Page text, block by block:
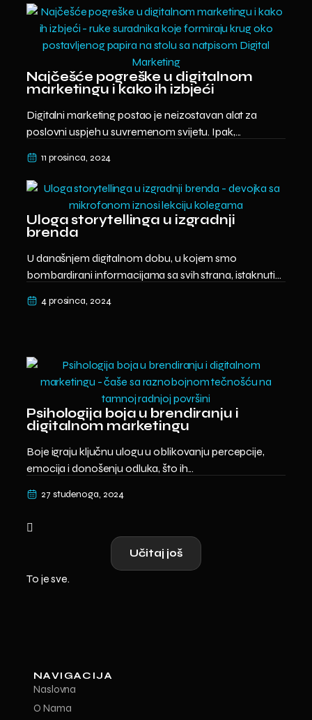
Najčešće pogreške u digitalnom
marketingu i kako ih izbjeći
Digitalni marketing postao je neizostavan alat za
poslovni uspjeh u suvremenom svijetu. Ipak,...
11 prosinca, 2024
Uloga storytellinga u izgradnji
brenda
U današnjem digitalnom dobu, u kojem smo
bombardirani informacijama sa svih strana, istaknuti...
4 prosinca, 2024
Psihologija boja u brendiranju i
digitalnom marketingu
Boje igraju ključnu ulogu u oblikovanju percepcije,
emocija i donošenju odluka, što ih...
27 studenoga, 2024
Učitaj još
To je sve.
NAVIGACIJA
Naslovna
O Nama